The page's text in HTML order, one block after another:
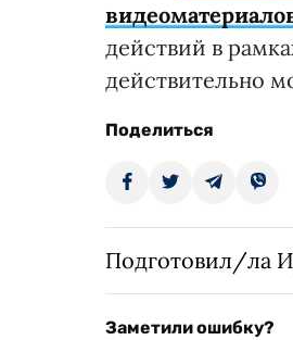
действий в
действительно
Поделиться
Подготовил/ла
Заметили ошибку?